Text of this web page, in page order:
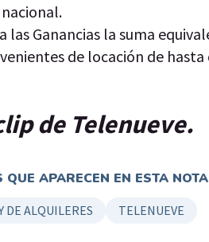
Ganancias la suma
de locación de
de Telenueve.
QUE APARECEN EN ESTA
DE ALQUILERES TELENUEVE